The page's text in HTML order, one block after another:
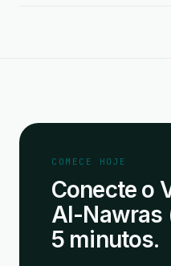
COMECE HOJE
Conecte o
Al-Nawras
5 minutos.